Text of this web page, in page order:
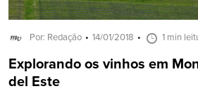
Por: Redação 14/01/2018 1 min
Explorando os vinhos em
del Este